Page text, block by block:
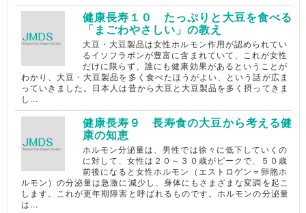
健康長寿１０ たっぷりと大豆を食べる
「まごわやさしい」の教え
大豆・大豆製品は女性ホルモン作用が認められてい
るイソフラボンが豊富に含まれていて、これが女性
だけに限らず、誰にも健康効果があるということが
わかり、大豆・大豆製品を多く食べたほうがよい、という話が広ま
っていきました。日本人は昔から大豆と大豆製品を多く摂ってきま
し...
健康長寿９ 長寿食の大豆から考える健
康の知恵
ホルモン分泌量は、男性では徐々に低下していくの
に対して、女性は２０～３０歳がピークで、５０歳
前後になると女性ホルモン（エストロゲン＝卵胞ホ
ルモン）の分泌量は急激に減少し、身体にもさまざまな変調を起こ
します。これが更年期障害と呼ばれるものです。ホルモンの分泌量
は...